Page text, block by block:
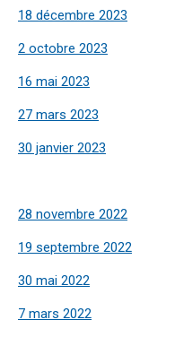
18 décembre 2023
2 octobre 2023
16 mai 2023
27 mars 2023
30 janvier 2023
28 novembre 2022
19 septembre 2022
30 mai 2022
7 mars 2022